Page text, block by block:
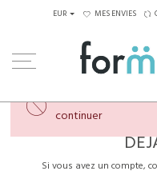
EUR MES ENVIES
Veuillez créer un
continuer
Si vous avez un compte,